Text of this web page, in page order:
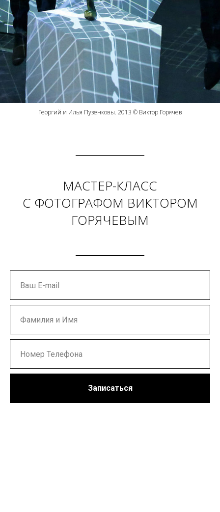
Георгий и Илья Пузенковы. 2013 © Виктор Горячев
МАСТЕР-КЛАСС
С ФОТОГРАФОМ ВИКТОРОМ
ГОРЯЧЕВЫМ
Записаться